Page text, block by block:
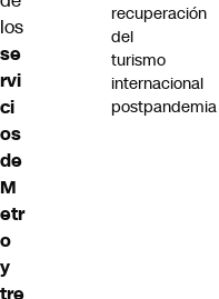
los
se
rvi
ci
os
de
M
etr
o
y
recuperación
del
turismo
internacional
postpandemia